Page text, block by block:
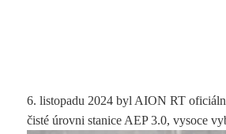
6. listopadu 2024 byl AION RT
čisté úrovni stanice AEP 3.0, vysoce